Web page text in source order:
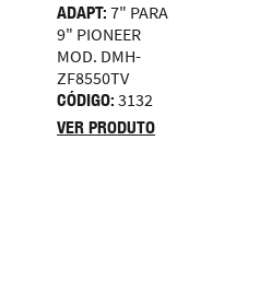
ADAPT: 7" PARA
9" PIONEER
MOD. DMH-
ZF8550TV
CÓDIGO: 3132
VER PRODUTO